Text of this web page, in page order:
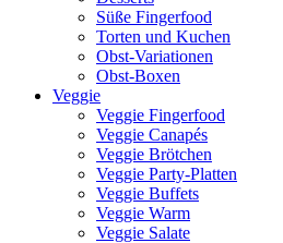
Süße Fingerfood
Torten und Kuchen
Obst-Variationen
Obst-Boxen
Veggie
Veggie Fingerfood
Veggie Canapés
Veggie Brötchen
Veggie Party-Platten
Veggie Buffets
Veggie Warm
Veggie Salate